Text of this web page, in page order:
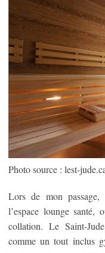
Photo source : lest-
Lors de mon
l’espace lounge santé,
collation. Le Saint-
comme un tout inclus